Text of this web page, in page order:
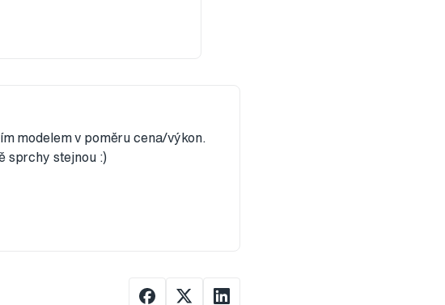
modelem v poměru cena/výkon.
sprchy stejnou :)